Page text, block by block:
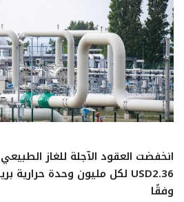
طاقة
غاز
تعدين
اتصالات وتكنولوجيا
شركات
فيديو وتوك شو
انخفضت العقود الآجلة للغاز
وفقًا